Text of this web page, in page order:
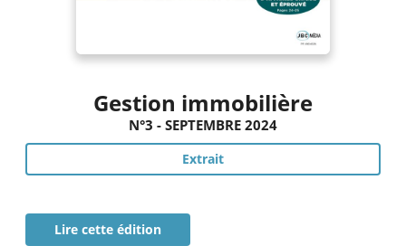
Gestion immobilière
N°3 - SEPTEMBRE 2024
Extrait
Lire cette édition